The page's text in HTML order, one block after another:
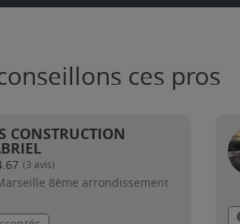
ces pros
CONSTRUCTION
(3 avis)
8ème arrondissement